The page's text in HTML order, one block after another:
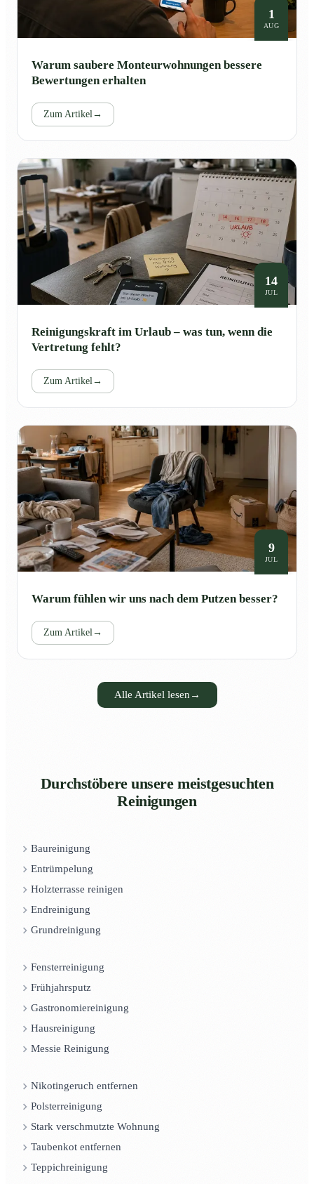
1
AUG
Warum saubere Monteurwohnungen bessere
Bewertungen erhalten
Zum Artikel→
14
JUL
Reinigungskraft im Urlaub – was tun, wenn die
Vertretung fehlt?
Zum Artikel→
9
JUL
Warum fühlen wir uns nach dem Putzen besser?
Zum Artikel→
Alle Artikel lesen →
Durchstöbere unsere meistgesuchten
Reinigungen
Baureinigung
Entrümpelung
Holzterrasse reinigen
Endreinigung
Grundreinigung
Fensterreinigung
Frühjahrsputz
Gastronomiereinigung
Hausreinigung
Messie Reinigung
Nikotingeruch entfernen
Polsterreinigung
Stark verschmutzte Wohnung
Taubenkot entfernen
Teppichreinigung